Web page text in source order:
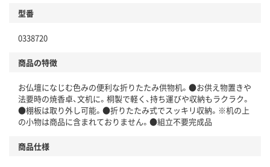
型番
0338720
商品の特徴
お仏壇になじむ色みの便利な折りたたみ供物机。●お供え物置きや
法要時の焼香卓、文机に。桐製で軽く、持ち運びや収納もラクラク。
●棚板は取り外し可能。●折りたたみ式でスッキリ収納。※机の上
の小物は商品に含まれておりません。●組立不要完成品
商品仕様